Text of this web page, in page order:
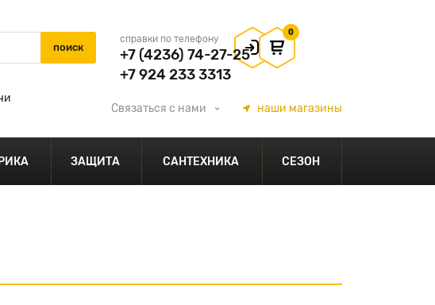
справки по телефону
+7 (4236) 74-27-25
+7 924 233 3313
0
Связаться с нами наши магазины
ЗАЩИТА САНТЕХНИКА СЕЗОН